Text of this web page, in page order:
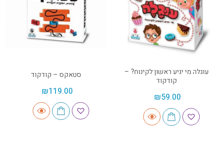
עוגלה מי יגיע ראשון לקינוח? –
קודקוד
₪59.00
סטאקס – קודקוד
₪119.00